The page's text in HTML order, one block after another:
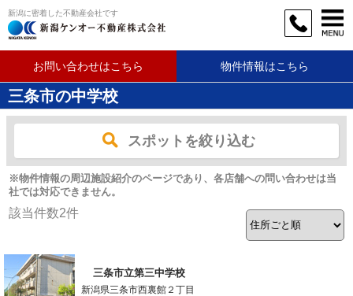
新潟に密着した不動産会社です
お問い合わせはこちら 物件情報はこちら
三条市の中学校
スポットを絞り込む
※物件情報の周辺施設紹介のページであり、各店舗への問い合わせは当
社では対応できません。
該当件数2件
三条市立第三中学校
新潟県三条市西裏館２丁目